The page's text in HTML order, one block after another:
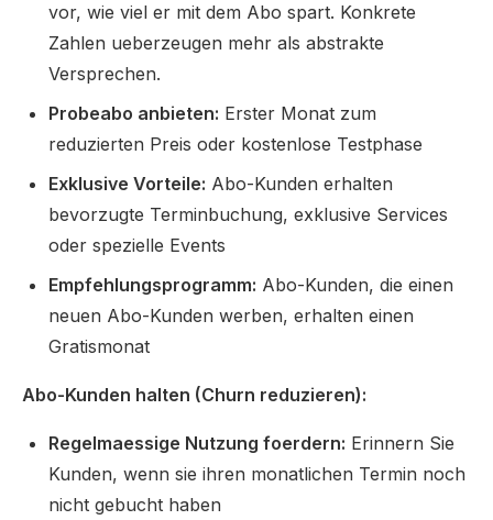
vor, wie viel er mit dem Abo spart. Konkrete
Zahlen ueberzeugen mehr als abstrakte
Versprechen.
Probeabo anbieten: Erster Monat zum
reduzierten Preis oder kostenlose Testphase
Exklusive Vorteile: Abo-Kunden erhalten
bevorzugte Terminbuchung, exklusive Services
oder spezielle Events
Empfehlungsprogramm: Abo-Kunden, die einen
neuen Abo-Kunden werben, erhalten einen
Gratismonat
Abo-Kunden halten (Churn reduzieren):
Regelmaessige Nutzung foerdern: Erinnern Sie
Kunden, wenn sie ihren monatlichen Termin noch
nicht gebucht haben